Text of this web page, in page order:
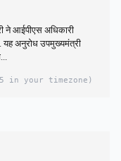
ने आईपीएस अधिकारी
यह अनुरोध उपमुख्यमंत्री
in your timezone)